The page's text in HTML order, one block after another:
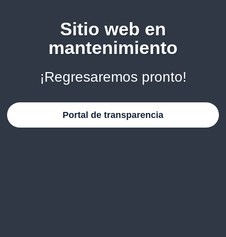
Sitio web en
mantenimiento
¡Regresaremos pronto!
Portal de transparencia